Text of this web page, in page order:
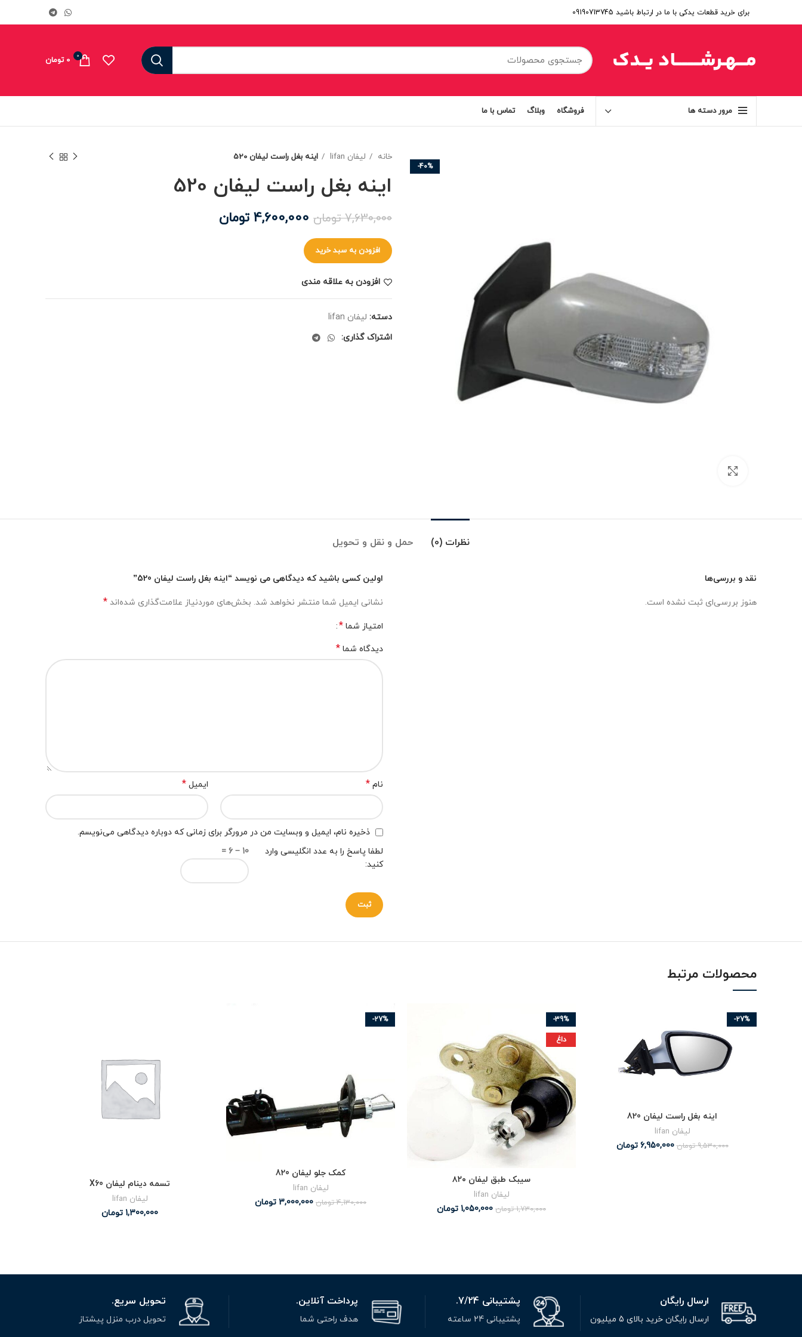
برای خرید قطعات یدکی با ما در ارتباط باشید 09190713745
0
0 تومان
مرور دسته ها فروشگاه وبلاگ تماس با ما
-40%
خانه لیفان lifan اینه بغل راست لیفان 520
اینه بغل راست لیفان 520
7,630,000 تومان 4,600,000 تومان
افزودن به سبد خرید
افزودن به علاقه مندی
دسته: لیفان lifan
اشتراک گذاری:
نظرات (0) حمل و نقل و تحویل
نقد و بررسی‌ها
هنوز بررسی‌ای ثبت نشده است.
اولین کسی باشید که دیدگاهی می نویسد “اینه بغل راست لیفان 520”
نشانی ایمیل شما منتشر نخواهد شد. بخش‌های موردنیاز علامت‌گذاری شده‌اند *
امتیاز شما *
دیدگاه شما *
نام * ایمیل *
ذخیره نام، ایمیل و وبسایت من در مرورگر برای زمانی که دوباره دیدگاهی می‌نویسم.
لطفا پاسخ را به عدد انگلیسی وارد
کنید:
10 − 6 =
محصولات مرتبط
-27%
اینه بغل راست لیفان 820
لیفان lifan
9,530,000 تومان 6,950,000 تومان
-39%
داغ
سیبک طبق لیفان ۸۲۰
لیفان lifan
1,730,000 تومان 1,050,000 تومان
-27%
کمک جلو لیفان 820
لیفان lifan
4,130,000 تومان 3,000,000 تومان
تسمه دینام لیفان X60
لیفان lifan
1,300,000 تومان
ارسال رایگان
ارسال رایگان خرید بالای 5 میلیون
پشتیبانی 7/24.
پشتیبانی 24 ساعته
پرداخت آنلاین.
هدف راحتی شما
تحویل سریع.
تحویل درب منزل پیشتاز